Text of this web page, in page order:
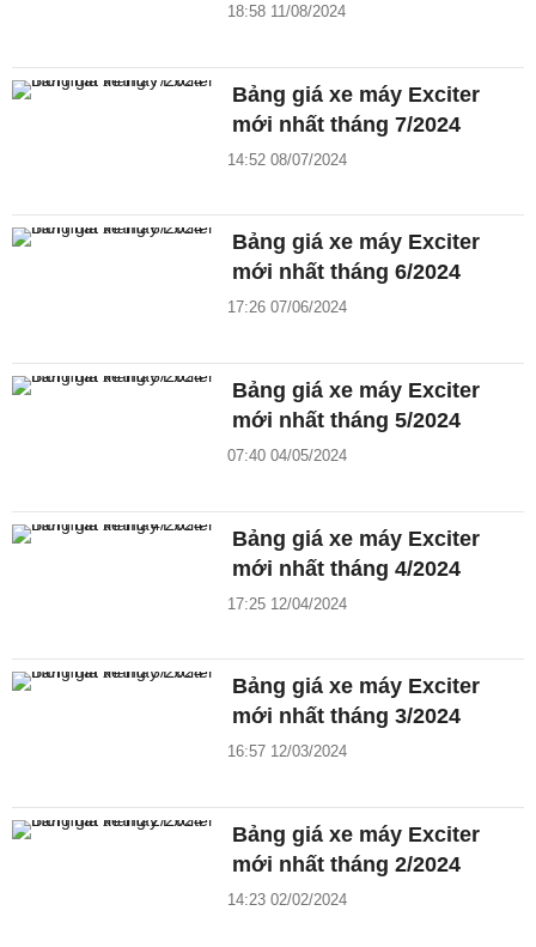
18:58 11/08/2024
Bảng giá xe máy Exciter
mới nhất tháng 7/2024
14:52 08/07/2024
Bảng giá xe máy Exciter
mới nhất tháng 6/2024
17:26 07/06/2024
Bảng giá xe máy Exciter
mới nhất tháng 5/2024
07:40 04/05/2024
Bảng giá xe máy Exciter
mới nhất tháng 4/2024
17:25 12/04/2024
Bảng giá xe máy Exciter
mới nhất tháng 3/2024
16:57 12/03/2024
Bảng giá xe máy Exciter
mới nhất tháng 2/2024
14:23 02/02/2024